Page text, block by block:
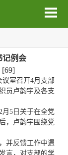
记例会
[69]
议室召开4月支部
员卢韵宇及各支
月5日关于在全党
，卢韵宇围绕党
并反馈工作中遇
言，对支部的学